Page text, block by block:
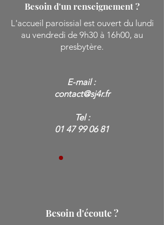
Besoin d'un renseignement ?
L'accueil paroissial est ouvert du lundi
au vendredi de 9h30 à 16h00, au
presbytère.
E-mail :
contact@sj4r.fr
Tel :
01 47 99 06 81
Besoin d'écoute ?